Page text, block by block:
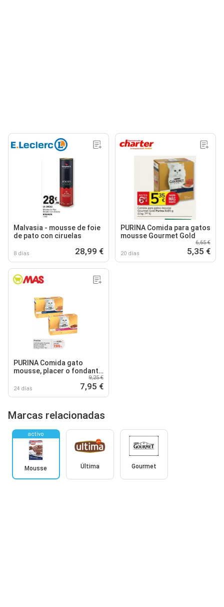
Malvasia - mousse de foie
de pato con ciruelas
8 días 28,99 €
PURINA Comida para gatos
mousse Gourmet Gold
20 días
6,65 €
5,35 €
PURINA Comida gato
mousse, placer o fondant
24 días
9,25 €
7,95 €
Marcas relacionadas
activo
Mousse Última Gourmet